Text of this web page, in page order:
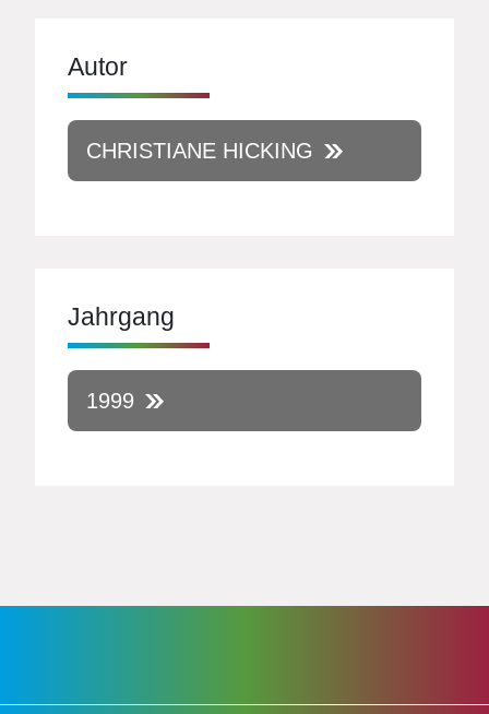
Autor
CHRISTIANE HICKING
Jahrgang
1999